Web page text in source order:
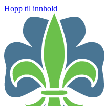
Hopp til innhold